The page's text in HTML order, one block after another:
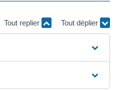
Tout replier Tout déplier